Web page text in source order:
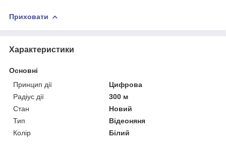
Приховати
Характеристики
Основні
Принцип дії
Цифрова
Радіус дії
300 м
Стан
Новий
Тип
Відеоняня
Колір
Білий